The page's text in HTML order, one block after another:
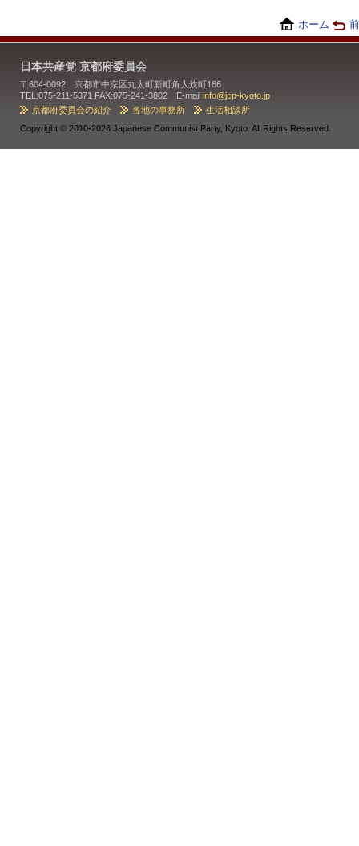
ホーム
日本共産党 京都府委員会
〒604-0092 京都市中京区丸太町新町角大炊町186
TEL:075-211-5371 FAX:075-241-3802 E-mail info@jcp-kyoto.jp
京都府委員会の紹介
各地の事務所
生活相談所
Copyright © 2010-2026 Japanese Communist Party, Kyoto. All Rights Reserved.